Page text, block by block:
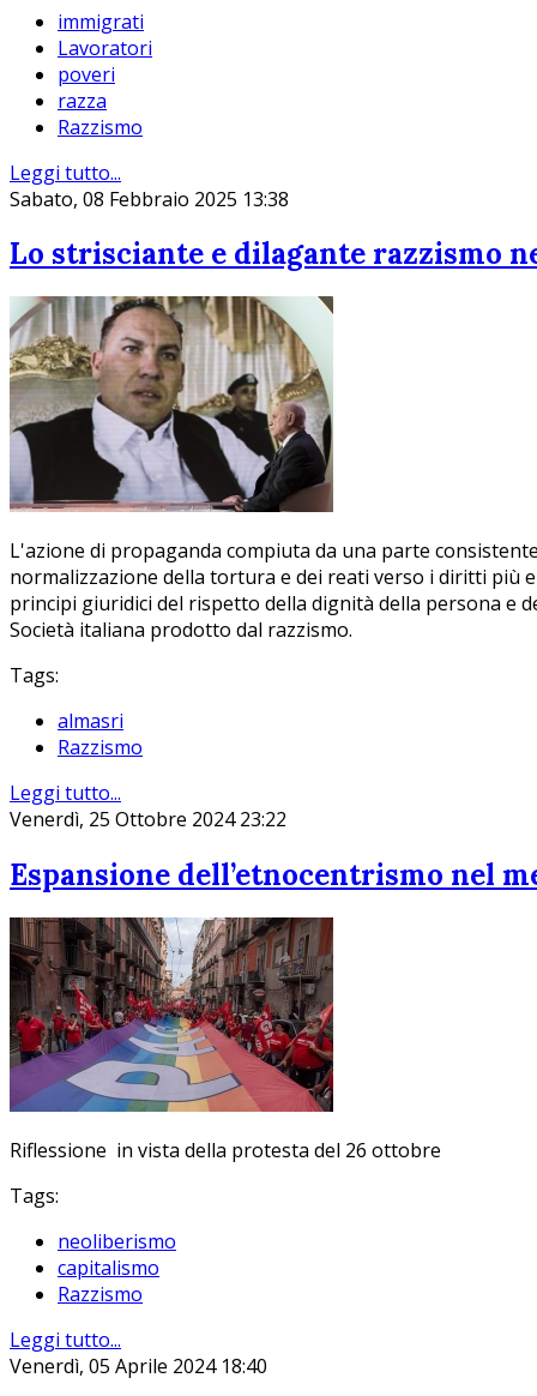
immigrati
Lavoratori
poveri
razza
Razzismo
Leggi tutto...
Sabato, 08 Febbraio 2025 13:38
Lo strisciante e dilagante razzismo
L'azione di propaganda compiuta da una parte
normalizzazione della tortura e dei reati verso i diritti
principi giuridici del rispetto della dignità della persona e
Società italiana prodotto dal razzismo.
Tags:
almasri
Razzismo
Leggi tutto...
Venerdì, 25 Ottobre 2024 23:22
Espansione dell’etnocentrismo nel
Riflessione in vista della protesta del 26 ottobre
Tags:
neoliberismo
capitalismo
Razzismo
Leggi tutto...
Venerdì, 05 Aprile 2024 18:40